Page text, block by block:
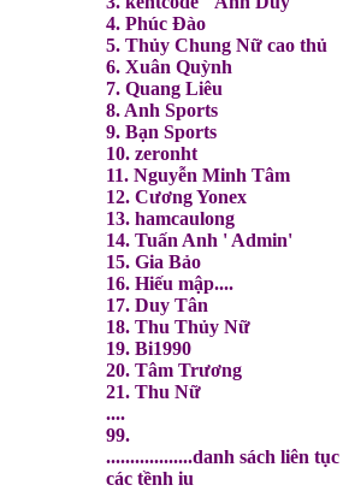
4. Phúc Đào
5. Thủy Chung Nữ cao thủ
6. Xuân Quỳnh
7. Quang Liêu
8. Anh Sports
9. Bạn Sports
10. zeronht
11. Nguyễn Minh Tâm
12. Cương Yonex
13. hamcaulong
14. Tuấn Anh ' Admin'
15. Gia Bảo
16. Hiếu mập....
17. Duy Tân
18. Thu Thủy Nữ
19. Bi1990
20. Tâm Trương
21. Thu Nữ
....
99.
..................danh sách liên
các tềnh iu